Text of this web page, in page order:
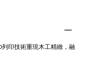
印技術重現木工精緻，融